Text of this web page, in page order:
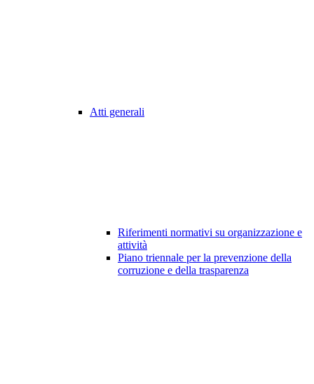
Atti generali
Riferimenti normativi su organizzazione e
attività
Piano triennale per la prevenzione della
corruzione e della trasparenza